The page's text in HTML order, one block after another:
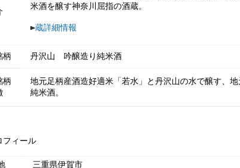
米酒を醸す神奈川屈指の酒蔵。
蔵詳細情報
柄 丹沢山 吟醸造り純米酒
柄
地元足柄産酒造好適米「若水」と丹沢山の水で醸す、
純米酒。
フィール
三重県伊賀市